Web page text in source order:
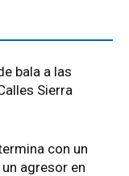
bala a las
Sierra
con un
agresor en